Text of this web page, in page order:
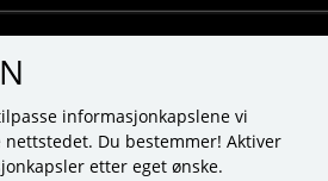
informasjonkapslene vi
Du bestemmer! Aktiver
etter eget ønske.